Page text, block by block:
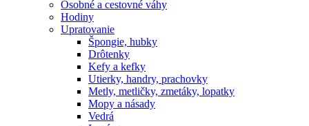
Osobné a cestovné váhy
Hodiny
Upratovanie
Špongie, hubky
Drôtenky
Kefy a kefky
Utierky, handry, prachovky
Metly, metličky, zmetáky, lopatky
Mopy a násady
Vedrá